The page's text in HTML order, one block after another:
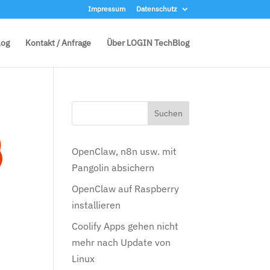
Impressum Datenschutz
Kontakt / Anfrage Über LOGIN TechBlog
OpenClaw, n8n usw. mit
Pangolin absichern
OpenClaw auf Raspberry
installieren
Coolify Apps gehen nicht
mehr nach Update von
Linux